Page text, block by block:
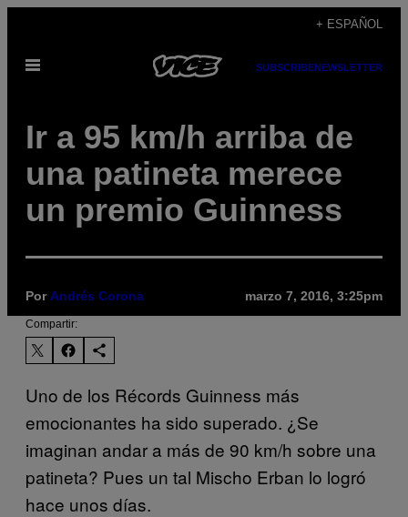
contenido
+ ESPAÑOL
Abrir
SUBSCRIBENEWSLETTER
Ir a 95 km/h arriba de
una patineta merece
un premio Guinness
Por Andrés Corona marzo 7, 2016, 3:25pm
Compartir:
Uno de los Récords Guinness más
emocionantes ha sido superado. ¿Se
imaginan andar a más de 90 km/h sobre una
patineta? Pues un tal Mischo Erban lo logró
hace unos días.